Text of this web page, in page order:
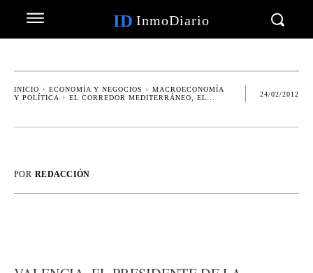
ID InmoDiario
INICIO ECONOMÍA Y NEGOCIOS
MACROECONOMÍA
Y POLÍTICA
EL CORREDOR MEDITERRÁNEO, EL...
24/02/2012
POR REDACCIÓN